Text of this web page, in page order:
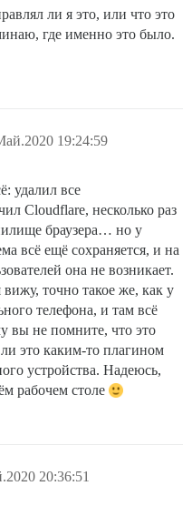
ли я это, или что это
где именно это было.
19:24:59
удалил все
Cloudflare, несколько раз
браузера… но у
всё ещё сохраняется, и на
она не возникает.
точно такое же, как у
телефона, и там всё
вы не помните, что это
это каким-то плагином
устройства. Надеюсь,
рабочем столе
20:36:51